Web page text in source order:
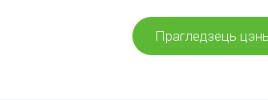
Прагледзець